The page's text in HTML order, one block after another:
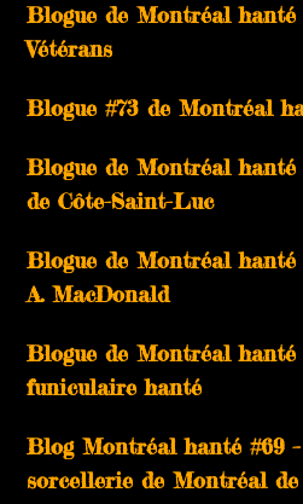
Blogue de Montréal hanté
Vétérans
Blogue #73 de Montréal
Blogue de Montréal
de Côte-Saint-Luc
Blogue de Montréal hanté
A. MacDonald
Blogue de Montréal
funiculaire hanté
Blog Montréal hanté #69
sorcellerie de Montréal de